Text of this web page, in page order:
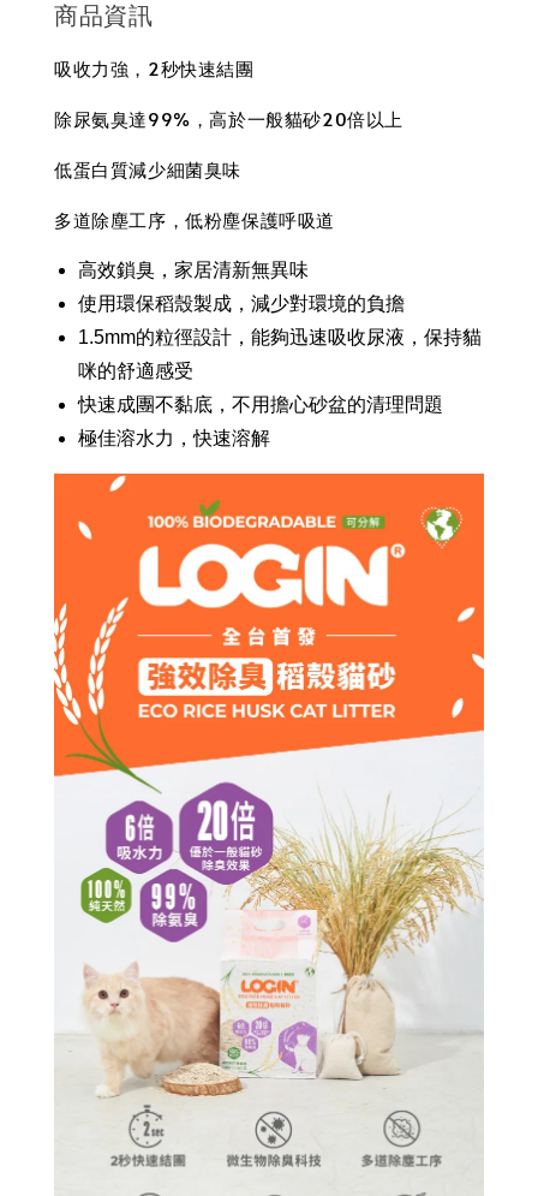
商品資訊
吸收力強，2秒快速結團
除尿氨臭達99%，高於一般貓砂20倍以上
低蛋白質減少細菌臭味
多道除塵工序，低粉塵保護呼吸道
高效鎖臭，家居清新無異味
使用環保稻殼製成，減少對環境的負擔
1.5mm的粒徑設計，能夠迅速吸收尿液，保持貓
咪的舒適感受
快速成團不黏底，不用擔心砂盆的清理問題
極佳溶水力，快速溶解